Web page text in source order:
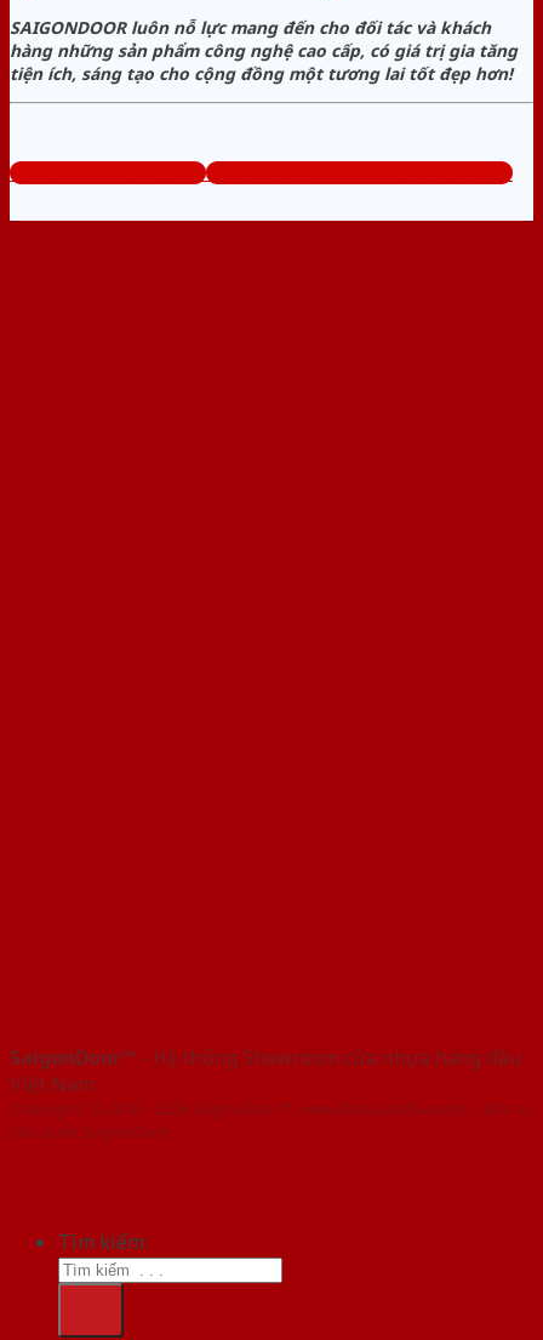
SAIGONDOOR luôn nỗ lực mang đến cho đối tác và khách
hàng những sản phẩm công nghệ cao cấp, có giá trị gia tăng
tiện ích, sáng tạo cho cộng đồng một tương lai tốt đẹp hơn!
www.cuanhuagiago.com Tổng đài tư vấn miễn phí: 0824.400.400
SaigonDoor™ - Hệ thống Showroom cửa nhựa hàng đầu
Việt Nam
Copyright ⓒ 2016 – 2026 SaigonDoor™ - www.bancuanhua.com | Đơn vị
chủ quản SaigonDoor
Tìm kiếm: